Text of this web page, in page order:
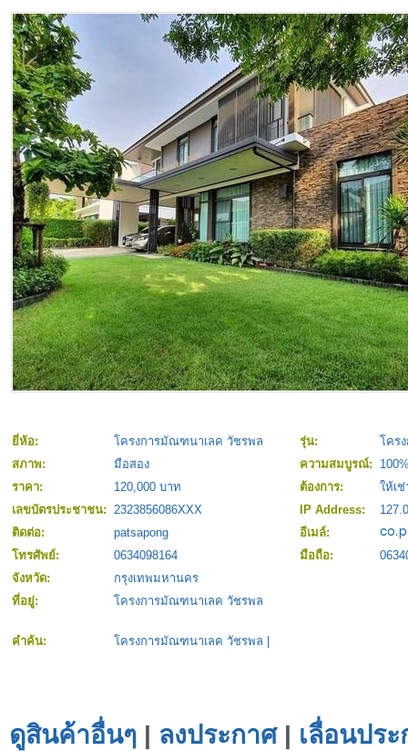
ยี่ห้อ: โครงการมัณฑนาเลค วัชรพล รุ่น:
โคร
สภาพ:
มือสอง ความสมบูรณ์:
ราคา:
120,000 บาท ต้องการ:
ให้เช่
เลขบัตรประชาชน: 2323856086XXX IP Address:
ติดต่อ:
patsapong
อีเมล์:
โทรศัพย์:
0634098164 มือถือ:
จังหวัด:
กรุงเทพมหานคร
ที่อยู่:
โครงการมัณฑนาเลค วัชรพล
คำค้น: โครงการมัณฑนาเลค วัชรพล
ดูสินค้าอื่นๆ | ลงประกาศ| เลื่อนปร